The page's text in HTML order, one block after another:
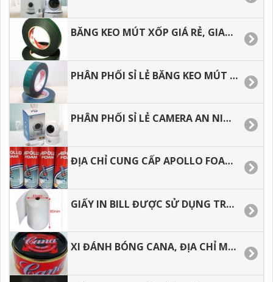
BĂNG KEO MÚT XỐP GIÁ RẺ, GIAO HÀNG TOÀN QUỐC.
PHÂN PHỐI SỈ LẺ BĂNG KEO MÚT XỐP, GIAO HÀNG NHANH.
PHÂN PHỐI SỈ LẺ CAMERA AN NINH TRONG NHÀ DƯỚI 500 NGÀN
ĐỊA CHỈ CUNG CẤP APOLLO FOAM GIÁ RẺ TẠI HCM
GIẤY IN BILL ĐƯỢC SỬ DỤNG TRONG KINH DOANH HIỆN NAY, CÁCH BẢO QUẢN GIẤY IN BILL.
XI ĐÁNH BÓNG CANA, ĐỊA CHỈ MUA Ở ĐÂU GIÁ RẺ.